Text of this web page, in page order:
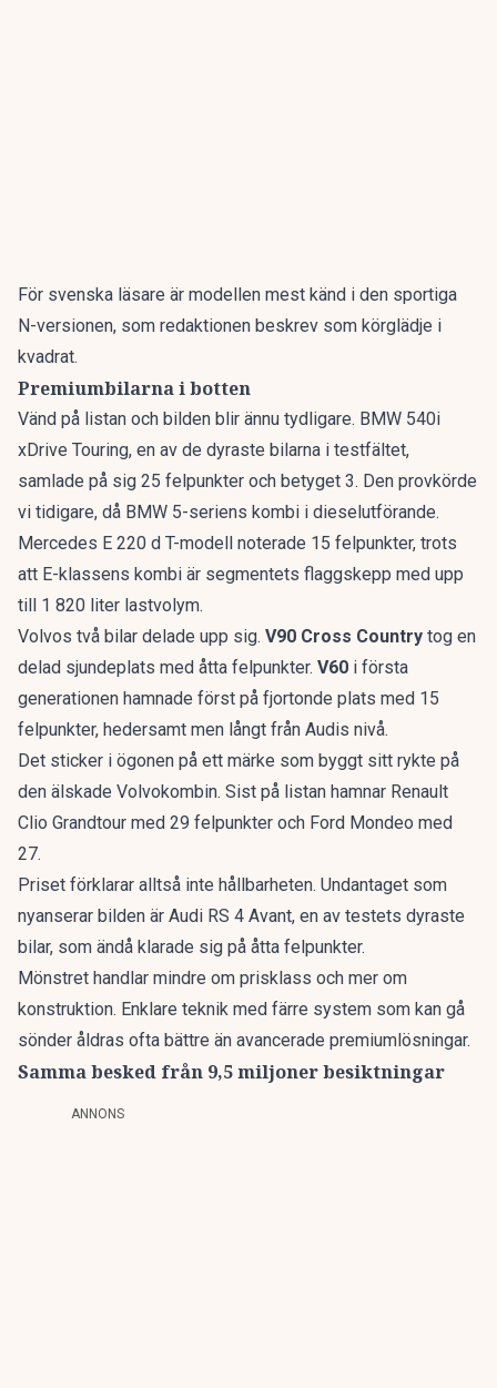
För svenska läsare är modellen mest känd i den sportiga
N-versionen, som redaktionen beskrev som körglädje i
kvadrat.
Premiumbilarna i botten
Vänd på listan och bilden blir ännu tydligare. BMW 540i
xDrive Touring, en av de dyraste bilarna i testfältet,
samlade på sig 25 felpunkter och betyget 3. Den provkörde
vi tidigare, då BMW 5-seriens kombi i dieselutförande.
Mercedes E 220 d T-modell noterade 15 felpunkter, trots
att E-klassens kombi är segmentets flaggskepp med upp
till 1 820 liter lastvolym.
Volvos två bilar delade upp sig. V90 Cross Country tog en
delad sjundeplats med åtta felpunkter. V60 i första
generationen hamnade först på fjortonde plats med 15
felpunkter, hedersamt men långt från Audis nivå.
Det sticker i ögonen på ett märke som byggt sitt rykte på
den älskade Volvokombin. Sist på listan hamnar Renault
Clio Grandtour med 29 felpunkter och Ford Mondeo med
27.
Priset förklarar alltså inte hållbarheten. Undantaget som
nyanserar bilden är Audi RS 4 Avant, en av testets dyraste
bilar, som ändå klarade sig på åtta felpunkter.
Mönstret handlar mindre om prisklass och mer om
konstruktion. Enklare teknik med färre system som kan gå
sönder åldras ofta bättre än avancerade premiumlösningar.
Samma besked från 9,5 miljoner besiktningar
ANNONS